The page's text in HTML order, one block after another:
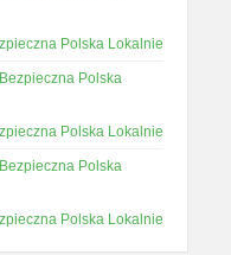
Polska Lokalnie
Polska
Polska Lokalnie
Polska
Polska Lokalnie